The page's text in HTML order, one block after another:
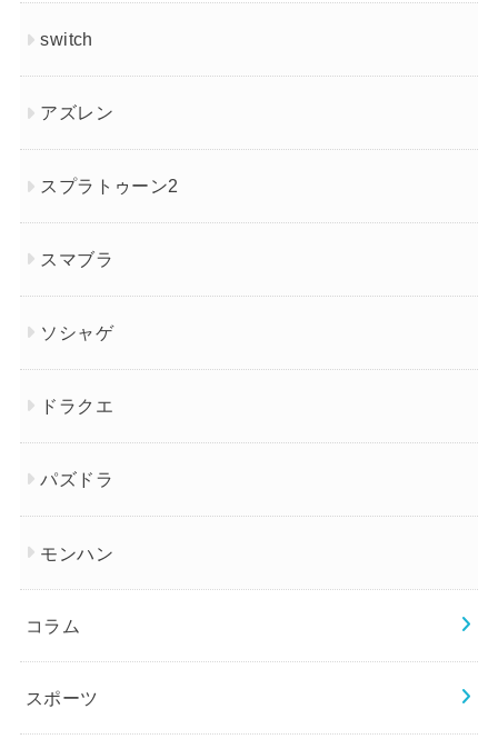
switch
アズレン
スプラトゥーン2
スマブラ
ソシャゲ
ドラクエ
パズドラ
モンハン
コラム
スポーツ